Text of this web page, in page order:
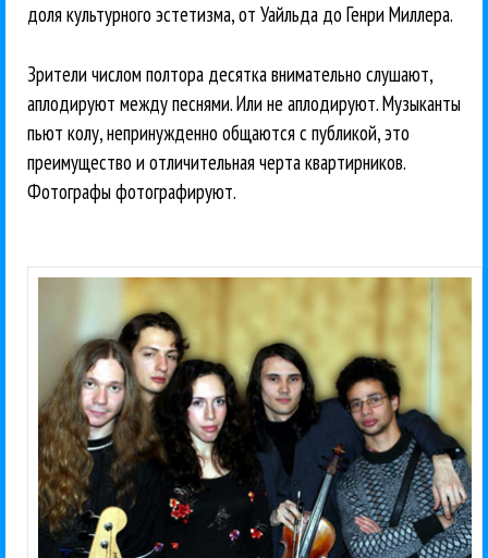
доля культурного эстетизма, от Уайльда до Генри Миллера.
Зрители числом полтора десятка внимательно слушают,
аплодируют между песнями. Или не аплодируют. Музыканты
пьют колу, непринужденно общаются с публикой, это
преимущество и отличительная черта квартирников.
Фотографы фотографируют.